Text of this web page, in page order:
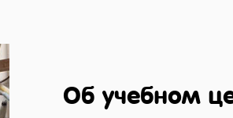
Об учебном